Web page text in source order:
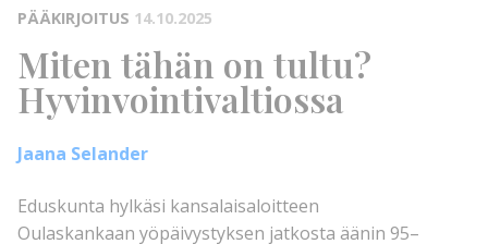
PÄÄKIRJOITUS 14.10.2025
Miten tähän on tultu?
Hyvinvointivaltiossa
Jaana Selander
Eduskunta hylkäsi kansalaisaloitteen
Oulaskankaan yöpäivystyksen jatkosta äänin 95–